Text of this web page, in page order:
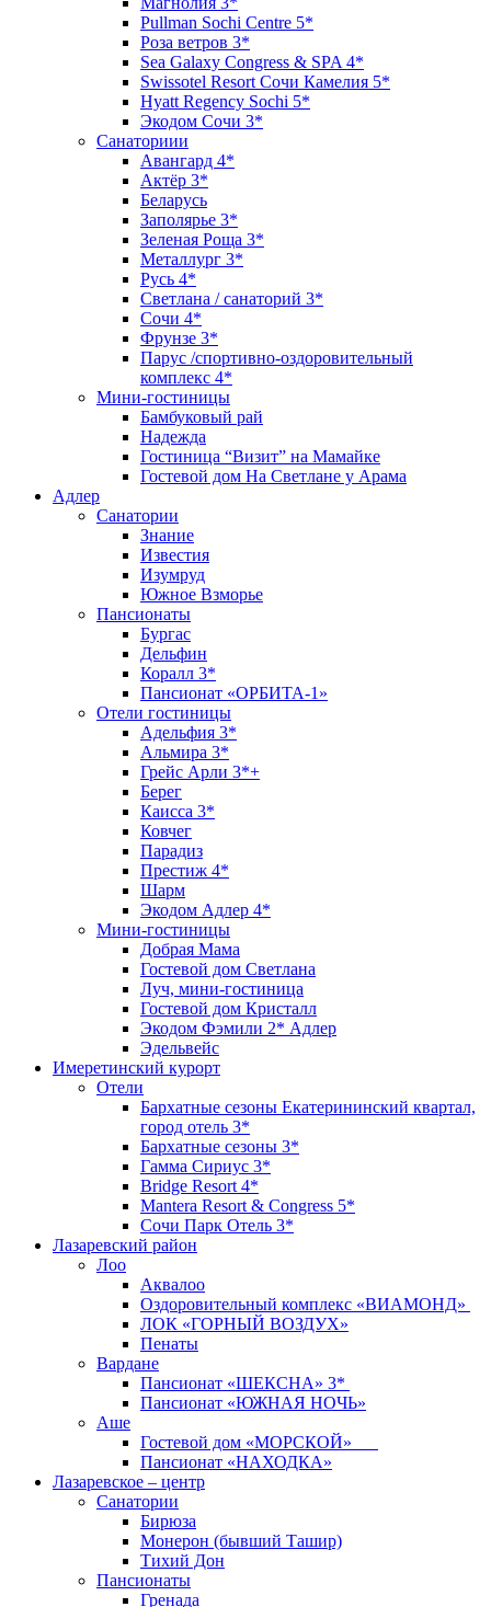
Pullman Sochi Сеntre 5*
Роза ветров 3*
Sea Galaxy Congress & SPA 4*
Swissotel Resort Сочи Камелия 5*
Hyatt Regency Sochi 5*
Экодом Сочи 3*
Санаториии
Авангард 4*
Актёр 3*
Беларусь
Заполярье 3*
Зеленая Роща 3*
Металлург 3*
Русь 4*
Светлана / санаторий 3*
Сочи 4*
Фрунзе 3*
Парус /спортивно-оздоровительный
комплекс 4*
Мини-гостиницы
Бамбуковый рай
Надежда
Гостиница “Визит” на Мамайке
Гостевой дом На Светлане у Арама
Адлер
Санатории
Знание
Известия
Изумруд
Южное Взморье
Пансионаты
Бургас
Дельфин
Коралл 3*
Пансионат «ОРБИТА-1»
Отели гостиницы
Адельфия 3*
Альмира 3*
Грейс Арли 3*+
Берег
Каисса 3*
Ковчег
Парадиз
Престиж 4*
Шарм
Экодом Адлер 4*
Мини-гостиницы
Добрая Мама
Гостевой дом Светлана
Луч, мини-гостиница
Гостевой дом Кристалл
Экодом Фэмили 2* Адлер
Эдельвейс
Имеретинский курорт
Отели
Бархатные сезоны Екатерининский квартал,
город отель 3*
Бархатные сезоны 3*
Гамма Сириус 3*
Bridge Resort 4*
Mantera Resort & Congress 5*
Сочи Парк Отель 3*
Лазаревский район
Лоо
Аквалоо
Оздоровительный комплекс «ВИАМОНД»
ЛОК «ГОРНЫЙ ВОЗДУХ»
Пенаты
Вардане
Пансионат «ШЕКСНА» 3*
Пансионат «ЮЖНАЯ НОЧЬ»
Аше
Гостевой дом «МОРСКОЙ»
Пансионат «НАХОДКА»
Лазаревское – центр
Санатории
Бирюза
Монерон (бывший Ташир)
Тихий Дон
Пансионаты
Гренада